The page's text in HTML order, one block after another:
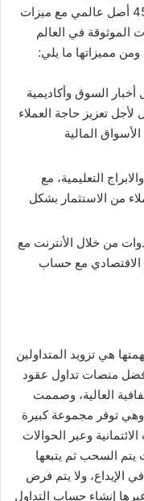
بشكل سريع بحيث تتمكن من الصول ل 450 أصل عالمي مع ميزات
الموثوقة في العالم
مميزاتها ما يلي:
أخبار السوق وأكاديمية
لأجل تعزيز حاجة العملاء
المالية
التعليمية، مع
من الاستثمار بشكل
من خلال الأنترنت مع
الاقتصادي مع حساب
ومهمتها هي تزويد المتداولين
منصات تداول عقود
العالية، وصممت
وهي توفر مجموعة كبيرة
وعبر الحوالات
يتم السحب ثم يتبعها
الإيداع، ولا يتم فرض
إنشاء حساب التداول